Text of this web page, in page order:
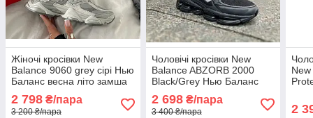
Жіночі кросівки New
Balance 9060 grey сірі Нью
Баланс весна літо замша
текстиль
2 798 ₴/пара
3 200 ₴/пара
Чоловічі кросівки New
Balance ABZORB 2000
Black/Grey Нью Баланс
чорно-сірі Нб 2000 весна
літо
2 698₴/пара
3 400 ₴/пара 2